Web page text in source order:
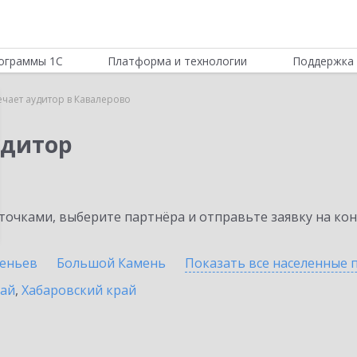
1С Платформа и технологии Поддержка
аудитор в Кавалерово
выберите партнёра и отправьте заявку на
Большой Камень Показать все населенные
, Хабаровский край